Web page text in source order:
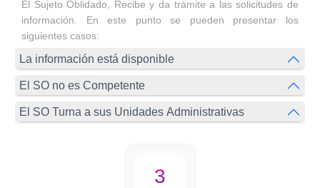
El Sujeto Oblidado, Recibe y da trámite a las solicitudes de
información. En este punto se pueden presentar los
siguientes casos:
La información está disponible
El SO no es Competente
El SO Turna a sus Unidades Administrativas
3